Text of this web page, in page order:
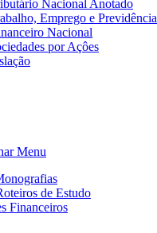
Nacional Anotado
Emprego e Previdência
Nacional
por Açôes
Menu
de Estudo
Financeiros